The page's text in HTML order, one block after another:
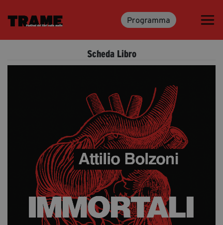
Programma
Trame.15
Media & Press
Accrediti Stampa
Cartella Stampa
Rassegna Stampa
Partecipa
Scheda Libro